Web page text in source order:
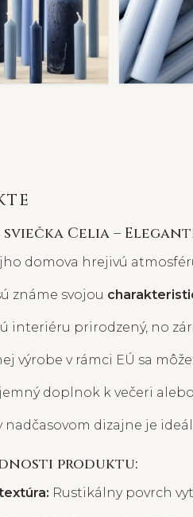
sviečka Celia –
domova hrejivú
známe svojou
interiéru prirodzený, no
výrobe v rámci EÚ sa
doplnok k večeri
nadčasovom dizajne je
produktu:
Rustikálny povrch